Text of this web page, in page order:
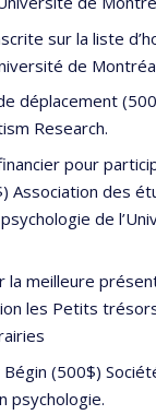
sur la liste
de
déplacement
Research.
pour
Association des
de
la meilleure
les Petits
(500$)
psychologie.